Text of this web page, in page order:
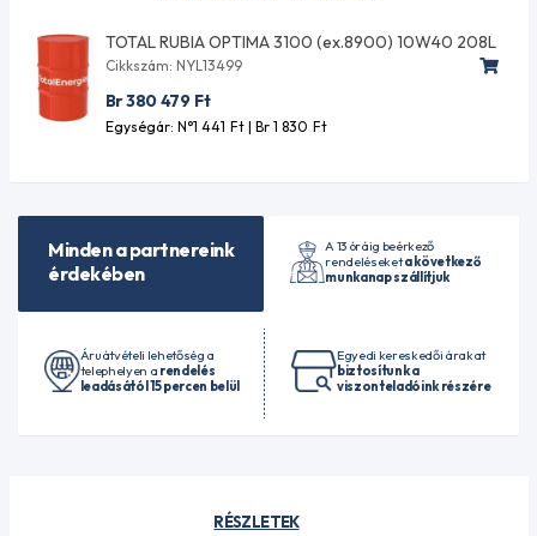
TOTAL RUBIA OPTIMA 3100 (ex.8900) 10W40 208L
Cikkszám: NYL13499
Br 380 479 Ft
Egységár: N°1 441 Ft| Br 1 830 Ft
Minden a partnereink
érdekében
A 13 óráig beérkező
rendeléseketa következő
munkanap szállítjuk
Áruátvételi lehetőség a
telephelyen a rendelés
leadásától 15 percen belül
Egyedi kereskedői árakat
biztosítunk a
viszonteladóink részére
RÉSZLETEK